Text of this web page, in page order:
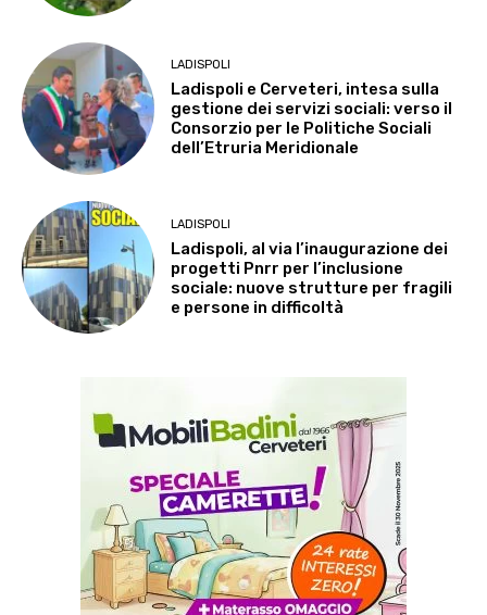
LADISPOLI
Ladispoli e Cerveteri, intesa sulla
gestione dei servizi sociali: verso il
Consorzio per le Politiche Sociali
dell’Etruria Meridionale
LADISPOLI
Ladispoli, al via l’inaugurazione dei
progetti Pnrr per l’inclusione
sociale: nuove strutture per fragili
e persone in difficoltà